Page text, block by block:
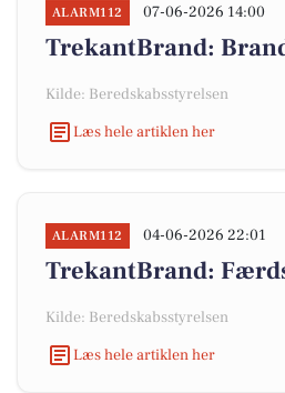
ALARM112 07-06-2026 14:00
TrekantBrand:
Kilde: Beredskabsstyrelsen
Læs hele artiklen her
ALARM112 04-06-2026 22:01
TrekantBrand:
Kilde: Beredskabsstyrelsen
Læs hele artiklen her